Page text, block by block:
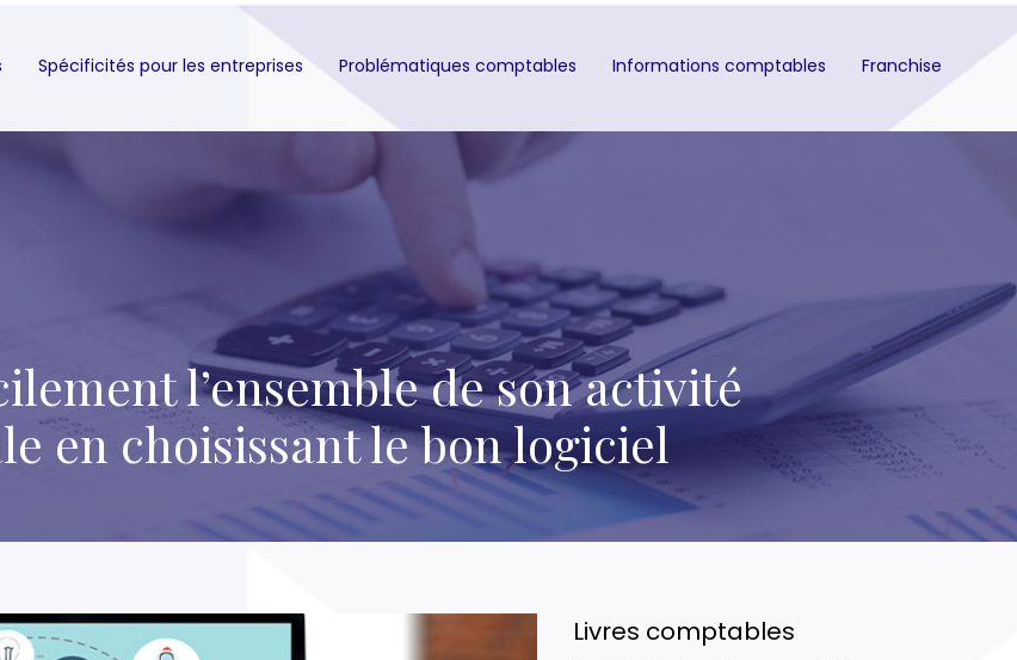
Spécificités pour les entreprises Problématiques comptables Informations comptables Franchise
l’ensemble de son activité
en choisissant le bon logiciel
Livres comptables